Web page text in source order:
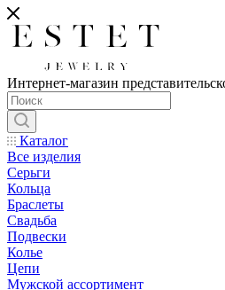
Интернет-магазин
Каталог
Все изделия
Серьги
Кольца
Браслеты
Свадьба
Подвески
Колье
Цепи
Мужской ассортимент